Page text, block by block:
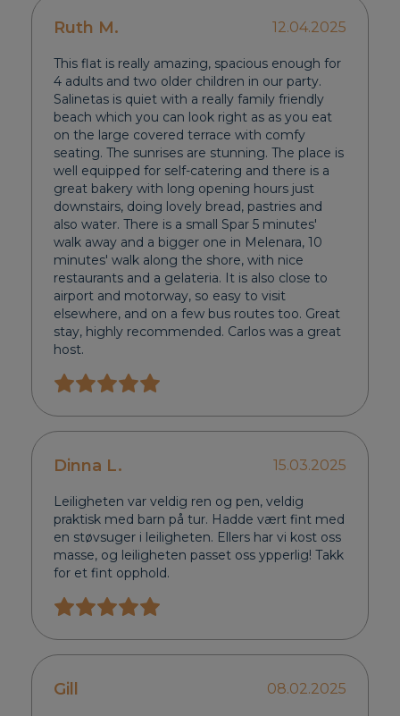
Ruth M. 12.04.2025
This flat is really amazing, spacious enough for
4 adults and two older children in our party.
Salinetas is quiet with a really family friendly
beach which you can look right as as you eat
on the large covered terrace with comfy
seating. The sunrises are stunning. The place is
well equipped for self-catering and there is a
great bakery with long opening hours just
downstairs, doing lovely bread, pastries and
also water. There is a small Spar 5 minutes'
walk away and a bigger one in Melenara, 10
minutes' walk along the shore, with nice
restaurants and a gelateria. It is also close to
airport and motorway, so easy to visit
elsewhere, and on a few bus routes too. Great
stay, highly recommended. Carlos was a great
host.
Dinna L. 15.03.2025
Leiligheten var veldig ren og pen, veldig
praktisk med barn på tur. Hadde vært fint med
en støvsuger i leiligheten. Ellers har vi kost oss
masse, og leiligheten passet oss ypperlig! Takk
for et fint opphold.
Gill 08.02.2025